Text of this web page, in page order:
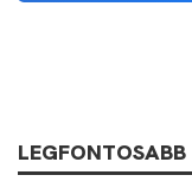
LEGFONTOSABB